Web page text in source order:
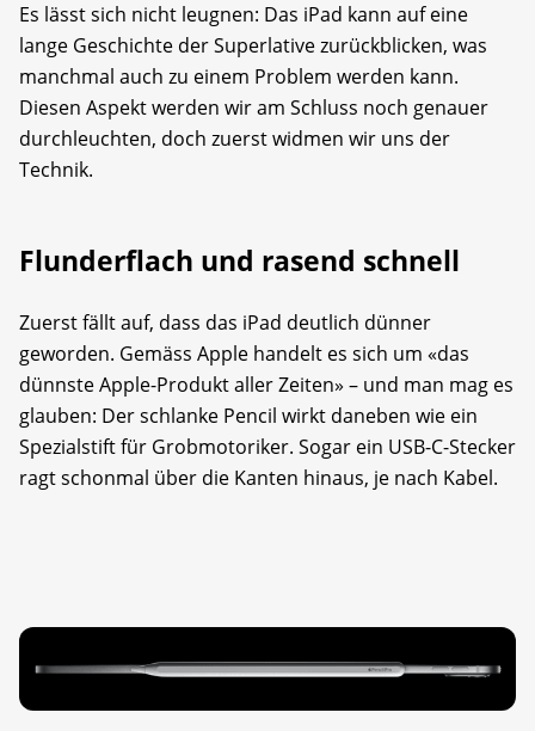
Es lässt sich nicht leugnen: Das iPad kann auf eine
lange Geschichte der Superlative zurückblicken, was
manchmal auch zu einem Problem werden kann.
Diesen Aspekt werden wir am Schluss noch genauer
durchleuchten, doch zuerst widmen wir uns der
Technik.
Flunderflach und rasend schnell
Zuerst fällt auf, dass das iPad deutlich dünner
geworden. Gemäss Apple handelt es sich um «das
dünnste Apple-Produkt aller Zeiten» – und man mag es
glauben: Der schlanke Pencil wirkt daneben wie ein
Spezialstift für Grobmotoriker. Sogar ein USB-C-Stecker
ragt schonmal über die Kanten hinaus, je nach Kabel.